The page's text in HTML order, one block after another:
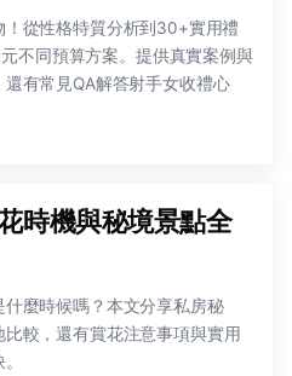
從性格特質分析到30+實用禮
不同預算方案。提供真實案例與
有常見QA解答射手女收禮心
時機與秘境景點全
麼時候嗎？本文分享私房秘
較，還有賞花注意事項與實用